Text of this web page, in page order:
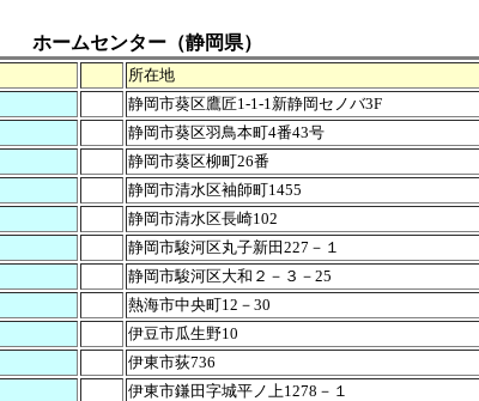
ホームセンター（静岡県）
所在地
静岡市葵区鷹匠1-1-1新静岡セノバ3F
静岡市葵区羽鳥本町4番43号
静岡市葵区柳町26番
静岡市清水区袖師町1455
静岡市清水区長崎102
静岡市駿河区丸子新田227－１
静岡市駿河区大和２－３－25
熱海市中央町12－30
伊豆市瓜生野10
伊東市荻736
伊東市鎌田字城平ノ上1278－１